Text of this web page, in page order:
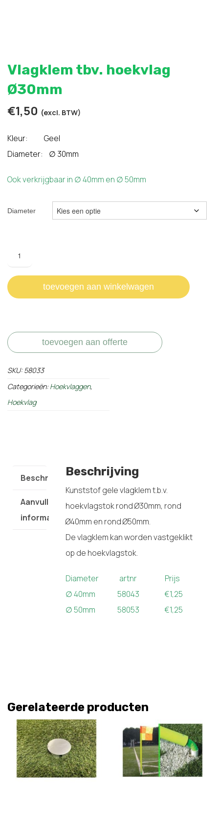
Vlagklem tbv. hoekvlag
Ø30mm
€1,50 (excl. BTW)
Kleur: Geel
Diameter: ∅ 30mm
Ook verkrijgbaar in ∅ 40mm en ∅ 50mm
Diameter
Ø30mm
aantal
toevoegen aan winkelwagen
toevoegen aan offerte
SKU:58033
Categorieën:Hoekvlaggen,
Hoekvlag
Beschrijving
Aanvullende
informatie
Beschrijving
Kunststof gele vlagklem t.b.v.
hoekvlagstok rond Ø30mm, rond
Ø40mm en rond Ø50mm.
De vlagklem kan worden vastgeklikt
op de hoekvlagstok.
Diameter artnr Prijs
∅ 40mm 58043 €1,25
∅ 50mm 58053 €1,25
Gerelateerde producten